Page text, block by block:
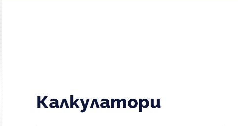
Калкулатори